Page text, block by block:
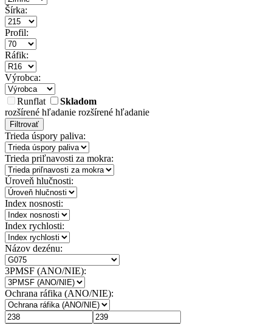
Šírka:
Profil:
Ráfik:
Výrobca:
Runflat
Skladom
rozšírené hľadanie rozšírené hľadanie
Filtrovať
Trieda úspory paliva:
Trieda priľnavosti za mokra:
Úroveň hlučnosti:
Index nosnosti:
Index rychlosti:
Názov dezénu:
3PMSF (ANO/NIE):
Ochrana ráfika (ANO/NIE):